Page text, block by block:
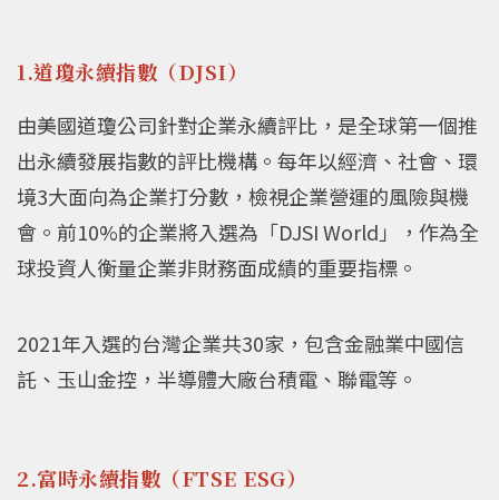
1.道瓊永續指數（DJSI）
由美國道瓊公司針對企業永續評比，是全球第一個推
出永續發展指數的評比機構。每年以經濟、社會、環
境3大面向為企業打分數，檢視企業營運的風險與機
會。前10%的企業將入選為「DJSI World」，作為全
球投資人衡量企業非財務面成績的重要指標。
2021年入選的台灣企業共30家，包含金融業中國信
託、玉山金控，半導體大廠台積電、聯電等。
2.富時永續指數（FTSE ESG）